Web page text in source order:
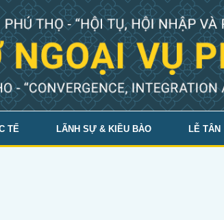
TẾ LÃNH SỰ & KIỀU BÀO LỄ TÂN